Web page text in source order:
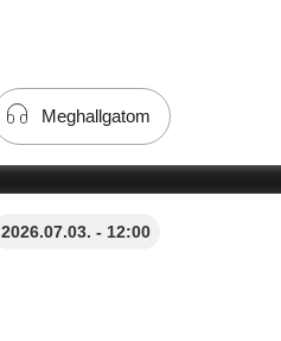
Meghallgatom
2026.07.03. - 12:00